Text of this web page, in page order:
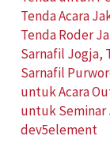
Tenda Acara
Tenda Roder
Sarnafil Jogja,
Sarnafil
untuk Acara
untuk Seminar
dev5element